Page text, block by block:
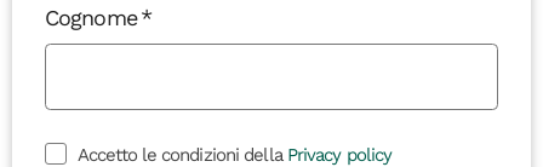
Cognome
Accetto le condizioni della Privacy policy